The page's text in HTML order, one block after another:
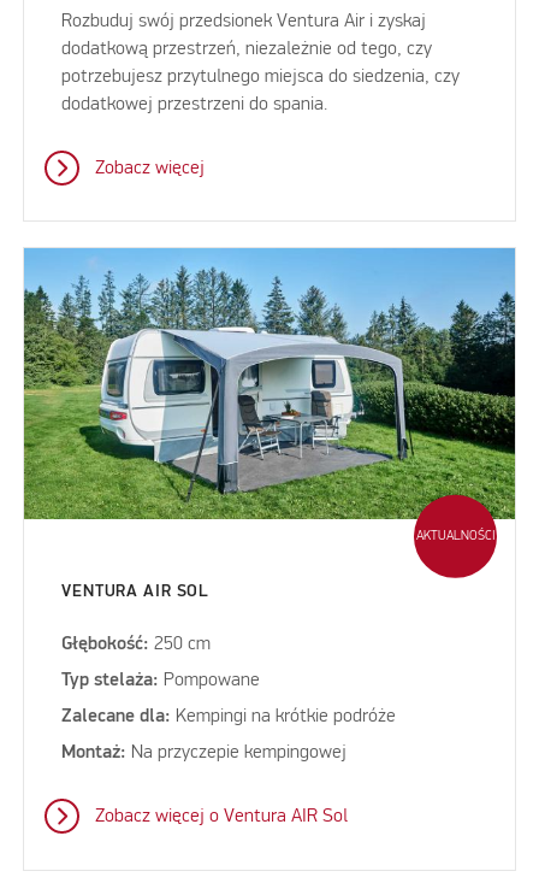
Rozbuduj swój przedsionek Ventura Air i zyskaj
dodatkową przestrzeń, niezależnie od tego, czy
potrzebujesz przytulnego miejsca do siedzenia, czy
dodatkowej przestrzeni do spania.
Zobacz więcej
AKTUALNOŚCI
VENTURA AIR SOL
Głębokość:250 cm
Typ stelaża: Pompowane
Zalecane dla: Kempingi na krótkie podróże
Montaż: Na przyczepie kempingowej
Zobacz więcej o Ventura AIR Sol